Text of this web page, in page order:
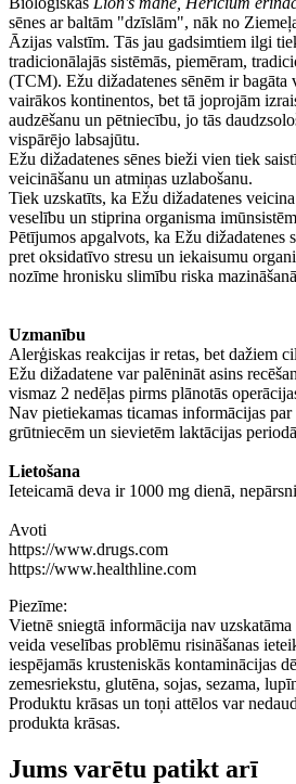
sēnes ar baltām "dzīslām", nāk no
Āzijas valstīm. Tās jau gadsimtiem ilgi
tradicionālajās sistēmās, piemēram,
(TCM). Ežu dižadatenes sēnēm ir bagāta
vairākos kontinentos, bet tā joprojām
audzēšanu un pētniecību, jo tās
vispārējo labsajūtu.
Ežu dižadatenes sēnes bieži vien tiek
veicināšanu un atmiņas uzlabošanu.
Tiek uzskatīts, ka Ežu dižadatenes
veselību un stiprina organisma
Pētījumos apgalvots, ka Ežu dižadatenes
pret oksidatīvo stresu un iekaisumu
nozīme hronisku slimību riska
Uzmanību
Alerģiskas reakcijas ir retas, bet dažiem
Ežu dižadatene var palēnināt asins
vismaz 2 nedēļas pirms plānotās
Nav pietiekamas ticamas informācijas
grūtniecēm un sievietēm laktācijas
Lietošana
Ieteicamā deva ir 1000 mg dienā,
Avoti
https://www.drugs.com
https://www.healthline.com
Piezīme:
Vietnē sniegtā informācija nav
veida veselības problēmu risināšanas
iespējamās krusteniskās kontaminācijas
zemesriekstu, glutēna, sojas, sezama,
Produktu krāsas un toņi attēlos var
produkta krāsas.
Jums varētu patikt arī